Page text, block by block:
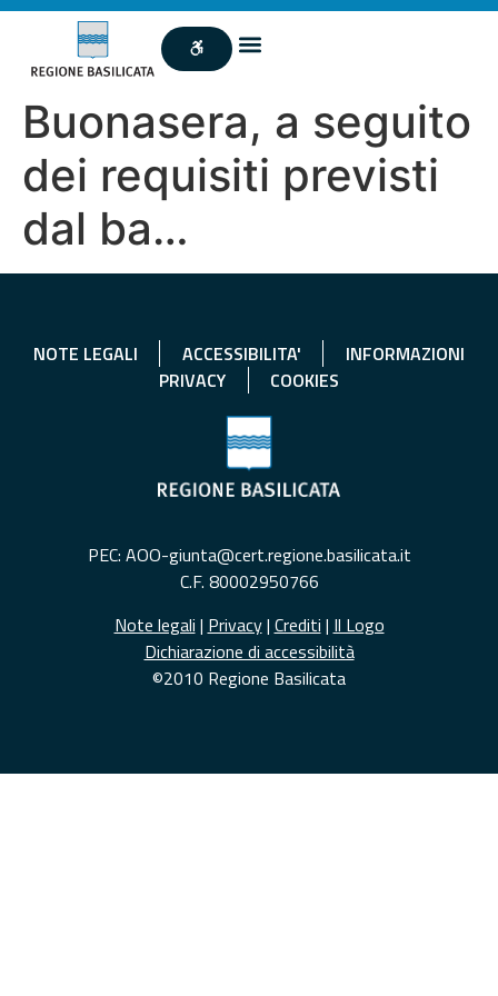
Buonasera, a seguito
dei requisiti previsti
dal ba…
NOTE LEGALI ACCESSIBILITA'
INFORMAZIONI
PRIVACY
COOKIES
PEC: AOO-giunta@cert.regione.basilicata.it
C.F. 80002950766
Note legali | Privacy| Crediti | Il Logo
Dichiarazione di accessibilità
©2010 Regione Basilicata